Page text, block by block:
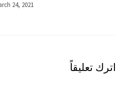
24, 2021
اترك تعليقاً